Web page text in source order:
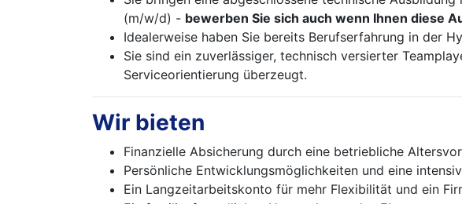
(m/w/d) - bewerben Sie sich auch wenn Ihnen diese
Idealerweise haben Sie bereits Berufserfahrung in der
Sie sind ein zuverlässiger, technisch versierter
Serviceorientierung überzeugt.
Wir bieten
Finanzielle Absicherung durch eine betriebliche
Persönliche Entwicklungsmöglichkeiten und eine
Ein Langzeitarbeitskonto für mehr Flexibilität und ein